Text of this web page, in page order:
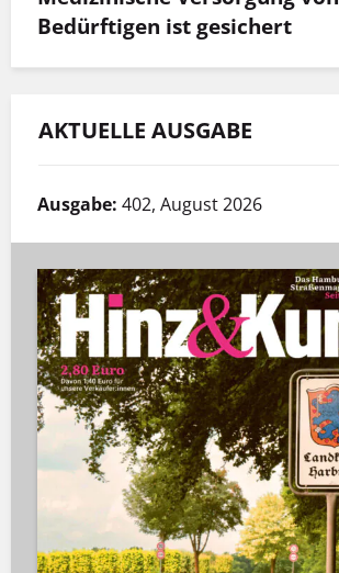
Bedürftigen ist gesichert
AKTUELLE AUSGABE
Ausgabe: 402, August 2026